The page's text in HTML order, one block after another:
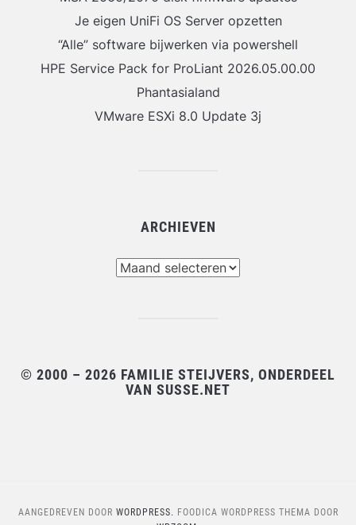
Je eigen UniFi OS Server opzetten
“Alle” software bijwerken via powershell
HPE Service Pack for ProLiant 2026.05.00.00
Phantasialand
VMware ESXi 8.0 Update 3j
ARCHIEVEN
© 2000 – 2026 FAMILIE STEIJVERS, ONDERDEEL
VAN SUSSE.NET
AANGEDREVEN DOOR WORDPRESS. FOODICA WORDPRESS THEMA DOOR